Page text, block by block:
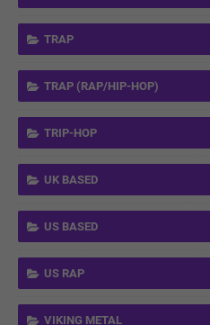
TRAP
TRAP (RAP/HIP-HOP)
TRIP-HOP
UK BASED
US BASED
US RAP
VIKING METAL